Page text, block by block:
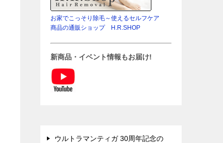
お家でこっそり除毛～使えるセルフケア
商品の通販ショップ H.R.SHOP
新商品・イベント情報もお届け!
ウルトラマンティガ 30周年記念の